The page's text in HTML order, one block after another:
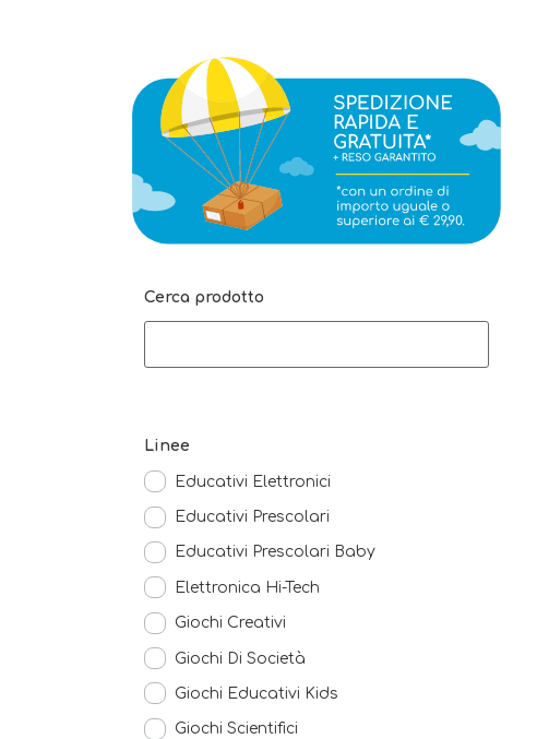
Cerca prodotto
Linee
Educativi Elettronici
Educativi Prescolari
Educativi Prescolari Baby
Elettronica Hi-Tech
Giochi Creativi
Giochi Di Società
Giochi Educativi Kids
Giochi Scientifici